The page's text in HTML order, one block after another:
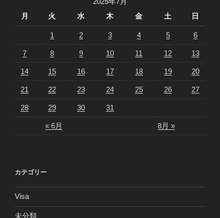
月
火 水 木 金 土 日
« 6月 8月 »
1 2 3 4 5 6
7 8 9 10 11 12 13
14 15 16 17 18 19 20
21 22 23 24 25 26 27
28 29 30 31
カテゴリー
Visa
未分類